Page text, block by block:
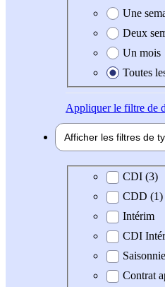
Une
Deux
Un mois
Toutes
Appliquerle filtre de
Afficher les filtres de
Type de contrat
CDI (3)
CDD (1)
Intérim
CDI
Contrat